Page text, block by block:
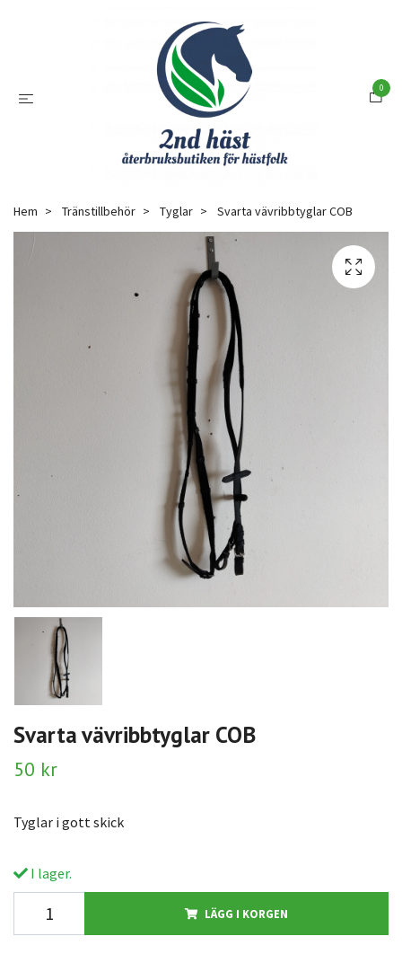
0
Hem Tränstillbehör Tyglar Svarta vävribbtyglar COB
Svarta vävribbtyglar COB
50 kr
Tyglar i gott skick
I lager.
LÄGG I KORGEN